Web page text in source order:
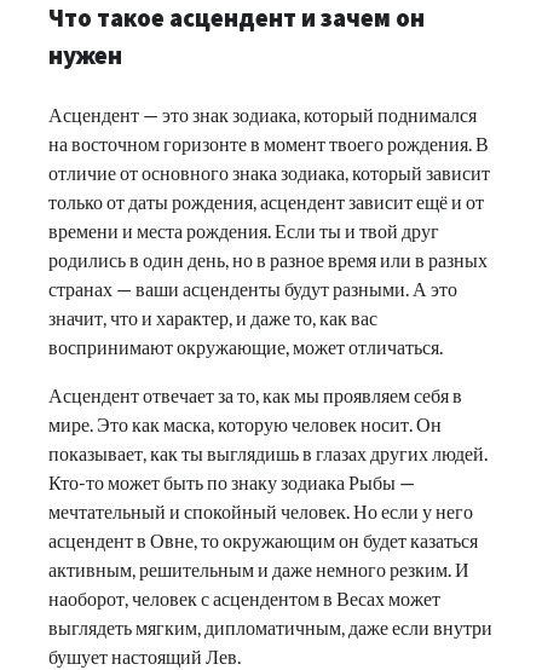
Что такое асцендент и зачем он
нужен
Асцендент — это знак зодиака, который поднимался
на восточном горизонте в момент твоего рождения. В
отличие от основного знака зодиака, который зависит
только от даты рождения, асцендент зависит ещё и от
времени и места рождения. Если ты и твой друг
родились в один день, но в разное время или в разных
странах — ваши асценденты будут разными. А это
значит, что и характер, и даже то, как вас
воспринимают окружающие, может отличаться.
Асцендент отвечает за то, как мы проявляем себя в
мире. Это как маска, которую человек носит. Он
показывает, как ты выглядишь в глазах других людей.
Кто-то может быть по знаку зодиака Рыбы —
мечтательный и спокойный человек. Но если у него
асцендент в Овне, то окружающим он будет казаться
активным, решительным и даже немного резким. И
наоборот, человек с асцендентом в Весах может
выглядеть мягким, дипломатичным, даже если внутри
бушует настоящий Лев.